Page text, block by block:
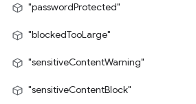
"passwordProtected"
"blockedTooLarge"
"sensitiveContentWarning"
"sensitiveContentBlock"